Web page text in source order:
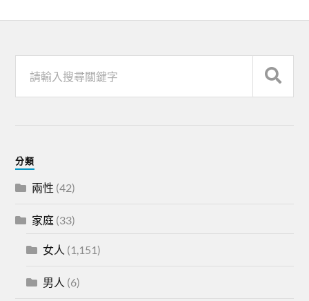
分類
兩性 (42)
家庭 (33)
女人 (1,151)
男人 (6)